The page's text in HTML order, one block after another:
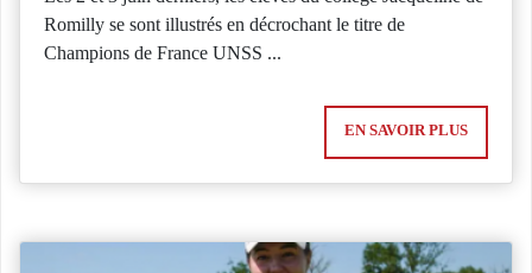
Romilly se sont illustrés en décrochant le titre de
Champions de France UNSS ...
EN SAVOIR PLUS